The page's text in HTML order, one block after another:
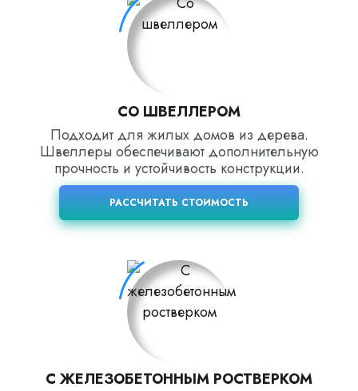
СО ШВЕЛЛЕРОМ
Подходит для жилых домов из дерева.
Швеллеры обеспечивают дополнительную
прочность и устойчивость конструкции.
РАССЧИТАТЬ СТОИМОСТЬ
С ЖЕЛЕЗОБЕТОННЫМ РОСТВЕРКОМ